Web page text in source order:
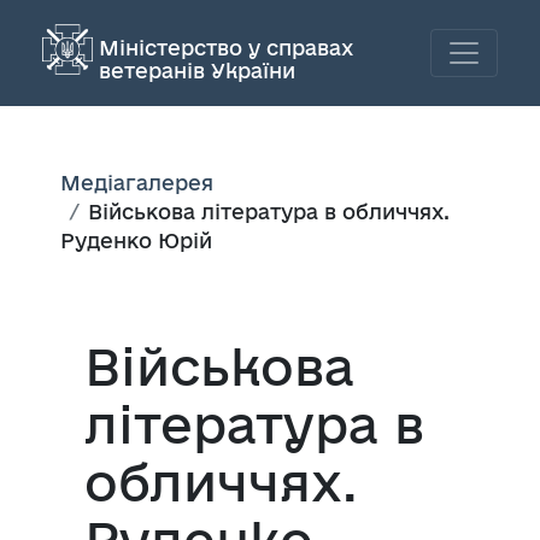
Міністерство у справах
ветеранів України
Медіагалерея
Військова література в обличчях.
Руденко Юрій
Військова
література в
обличчях.